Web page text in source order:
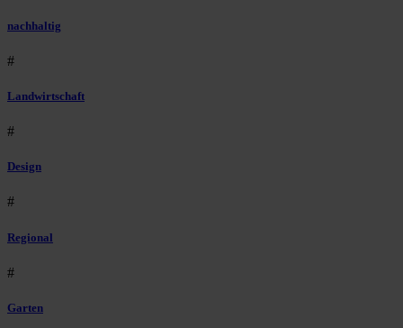
nachhaltig
#
Landwirtschaft
#
Design
#
Regional
#
Garten